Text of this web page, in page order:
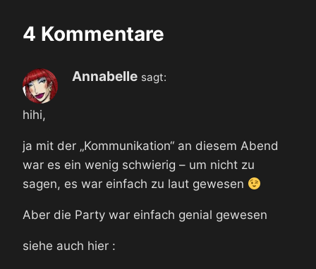
4 Kommentare
Annabelle sagt:
hihi,
ja mit der „Kommunikation“ an diesem Abend
war es ein wenig schwierig – um nicht zu
sagen, es war einfach zu laut gewesen
Aber die Party war einfach genial gewesen
siehe auch hier :